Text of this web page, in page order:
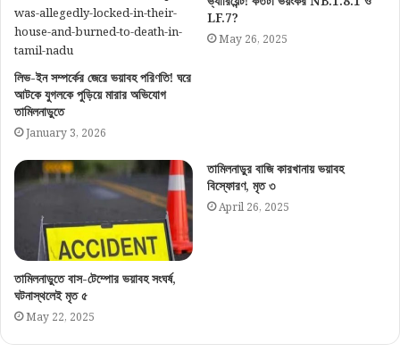
লিভ-ইন সম্পর্কের জেরে ভয়াবহ পরিণতি! ঘরে
আটকে যুগলকে পুড়িয়ে মারার অভিযোগ
তামিলনাড়ুতে
January 3, 2026
LF.7?
May 26, 2025
তামিলনাড়ুতে বাস-টেম্পোর ভয়াবহ সংঘর্ষ,
ঘটনাস্থলেই মৃত ৫
May 22, 2025
তামিলনাড়ুর বাজি কারখানায় ভয়াবহ
বিস্ফোরণ, মৃত ৩
April 26, 2025